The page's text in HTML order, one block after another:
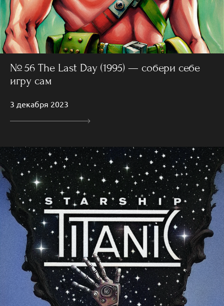
№ 56 The Last Day (1995) — собери себе
игру сам
3 декабря 2023